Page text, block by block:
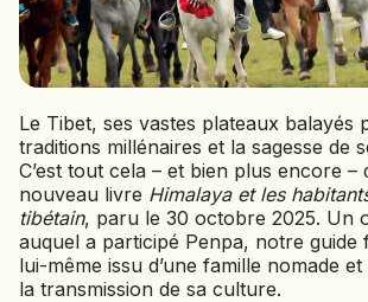
CAMBODGE
CAP VERT
CHINE
CHYPRE
COLOMBIE
CORÉE DU SUD
COSTA RICA
CÔTE D'IVOIRE
Le Tibet, ses vastes plateaux balayés
traditions millénaires et la sagesse de
C’est tout cela – et bien plus encore –
nouveau livre Himalaya et les
tibétain, paru le 30 octobre 2025. Un
auquel a participé Penpa, notre guide
lui-même issu d’une famille nomade
la transmission de sa culture.